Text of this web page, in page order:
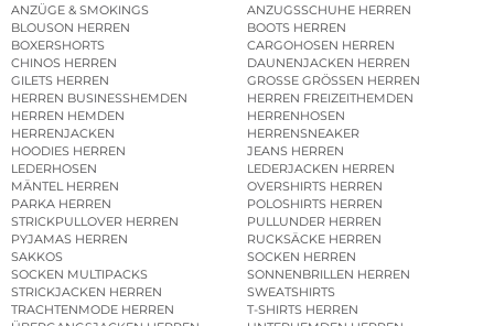
ANZÜGE & SMOKINGS
ANZUGSSCHUHE HERREN
BLOUSON HERREN
BOOTS HERREN
BOXERSHORTS
CARGOHOSEN HERREN
CHINOS HERREN
DAUNENJACKEN HERREN
GILETS HERREN
GROSSE GRÖSSEN HERREN
HERREN BUSINESSHEMDEN
HERREN FREIZEITHEMDEN
HERREN HEMDEN
HERRENHOSEN
HERRENJACKEN
HERRENSNEAKER
HOODIES HERREN
JEANS HERREN
LEDERHOSEN
LEDERJACKEN HERREN
MÄNTEL HERREN
OVERSHIRTS HERREN
PARKA HERREN
POLOSHIRTS HERREN
STRICKPULLOVER HERREN
PULLUNDER HERREN
PYJAMAS HERREN
RUCKSÄCKE HERREN
SAKKOS
SOCKEN HERREN
SOCKEN MULTIPACKS
SONNENBRILLEN HERREN
STRICKJACKEN HERREN
SWEATSHIRTS
TRACHTENMODE HERREN
T-SHIRTS HERREN